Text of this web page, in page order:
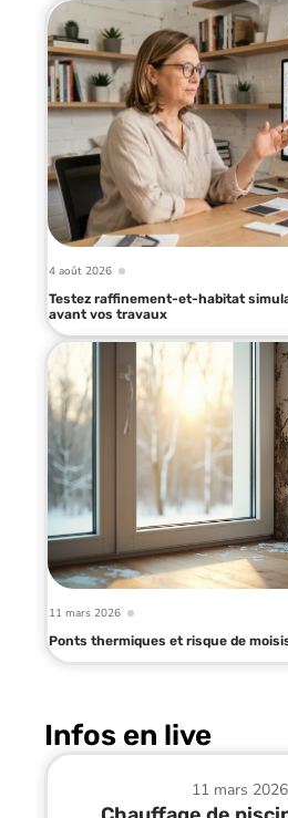
4 août 2026
Testez raffinement-et-habitat
avant vos travaux
11 mars 2026
Ponts thermiques et risque de
Infos en live
11 mars 2026